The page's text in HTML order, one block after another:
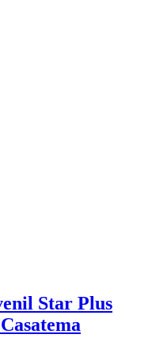
Star Plus